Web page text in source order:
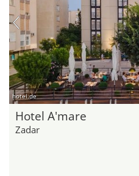
hotel.de
Hotel A'mare
Zadar